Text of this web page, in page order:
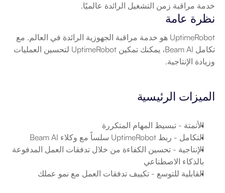
خدمة مراقبة زمن التشغيل الرائدة عالميًا.
نظرة عامة
وزيادة الإنتاجية.
الميزات الرئيسية
الأتمتة - تبسيط المهام المتكررة
التكامل - ربط UptimeRobot سلساً مع وكلاء Beam AI
الإنتاجية
بالذكاء الاصطناعي
القابلية للتوسع - تكييف تدفقات العمل مع نمو عملك